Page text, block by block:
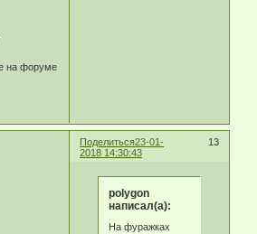
Поделиться 13
23-01-
2018 14:30:43
polygon
написал(а):
На фуражках